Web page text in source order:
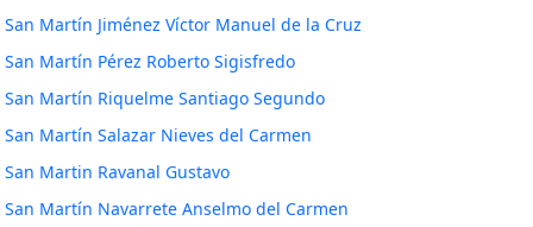
San Martín Jiménez Víctor Manuel de la Cruz
San Martín Pérez Roberto Sigisfredo
San Martín Riquelme Santiago Segundo
San Martín Salazar Nieves del Carmen
San Martin Ravanal Gustavo
San Martín Navarrete Anselmo del Carmen